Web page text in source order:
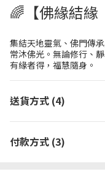
🌈【佛緣結緣
集結天地靈氣、佛門傳
常沐佛光。無論修行、
有緣者得，福慧隨身。
送貨方式 (4)
付款方式 (3)